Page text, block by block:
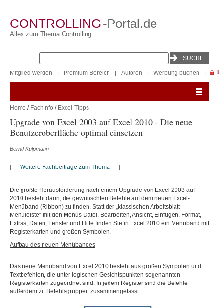
CONTROLLING-Portal.de
Alles zum Thema Controlling
Mitglied werden Premium-Bereich Autoren Werbung buchen
Home / Fachinfo / Excel-Tipps
Upgrade von Excel 2003 auf Excel 2010 - Die neue
Benutzeroberfläche optimal einsetzen
Bernd Külpmann
Weitere Fachbeiträge zum Thema
Die größte Herausforderung nach einem Upgrade von Excel 2003 auf
2010 besteht darin, die gewünschten Befehle auf dem neuen Excel-
Menüband (Ribbon) zu finden. Statt der „klassischen Arbeitsblatt-
Menüleiste“ mit den Menüs Datei, Bearbeiten, Ansicht, Einfügen, Format,
Extras, Daten, Fenster und Hilfe finden Sie in Excel 2010 ein Menüband mit
Registerkarten und großen Symbolen.
Aufbau des neuen Menübandes
Das neue Menüband von Excel 2010 besteht aus großen Symbolen und
Textbefehlen, die unter logischen Gesichtspunkten sogenannten
Registerkarten zugeordnet sind. In jedem Register sind die Befehle
außerdem zu Befehlsgruppen zusammengefasst.